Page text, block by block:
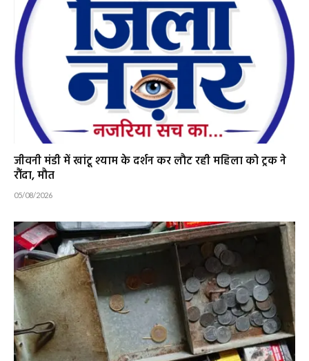
जीवनी मंडी में खांटू श्याम के दर्शन कर लौट रही महिला को ट्रक ने
रौंदा, मौत
05/08/2026